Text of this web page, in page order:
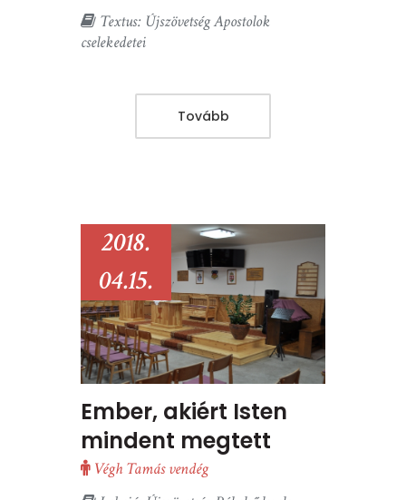
Textus: Újszövetség Apostolok
cselekedetei
Tovább
Ember, akiért Isten
mindent megtett
2018.
04.15.
Végh Tamás vendég